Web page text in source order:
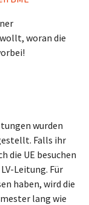
woran die
wurden
Falls ihr
die UE besuchen
Leitung. Für
haben, wird die
lang wie